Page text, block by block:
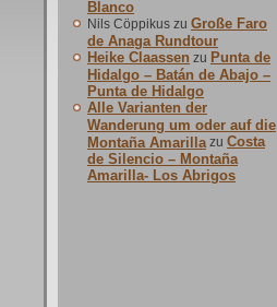
Blanco
Nils Cöppikus zu Große Faro
de Anaga Rundtour
Heike Claassen zu Punta de
Hidalgo – Batán de Abajo –
Punta de Hidalgo
Alle Varianten der
Wanderung um oder auf die
Montaña Amarilla zu Costa
de Silencio – Montaña
Amarilla- Los Abrigos